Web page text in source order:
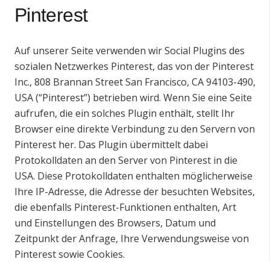
Pinterest
Auf unserer Seite verwenden wir Social Plugins des
sozialen Netzwerkes Pinterest, das von der Pinterest
Inc., 808 Brannan Street San Francisco, CA 94103-490,
USA (“Pinterest”) betrieben wird. Wenn Sie eine Seite
aufrufen, die ein solches Plugin enthält, stellt Ihr
Browser eine direkte Verbindung zu den Servern von
Pinterest her. Das Plugin übermittelt dabei
Protokolldaten an den Server von Pinterest in die
USA. Diese Protokolldaten enthalten möglicherweise
Ihre IP-Adresse, die Adresse der besuchten Websites,
die ebenfalls Pinterest-Funktionen enthalten, Art
und Einstellungen des Browsers, Datum und
Zeitpunkt der Anfrage, Ihre Verwendungsweise von
Pinterest sowie Cookies.